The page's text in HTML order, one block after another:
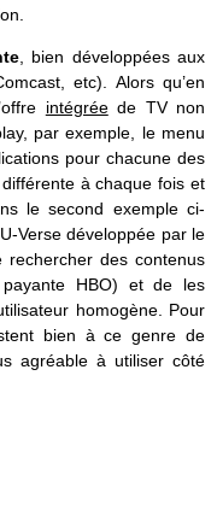
, bien développées aux
etc). Alors qu’en
intégréede TV non
par exemple, le menu
pour chacune des
à chaque fois et
le second exemple ci-
Verse développée par le
rechercher des contenus
HBO) et de les
homogène. Pour
bien à ce genre de
agréable à utiliser côté